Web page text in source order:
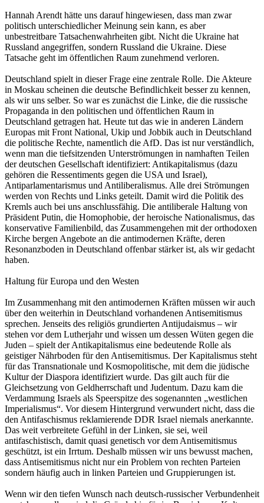
Hannah Arendt hätte uns darauf hingewiesen, dass man zwar
politisch unterschiedlicher Meinung sein kann, es aber
unbestreitbare Tatsachenwahrheiten gibt. Nicht die Ukraine hat
Russland angegriffen, sondern Russland die Ukraine. Diese
Tatsache geht im öffentlichen Raum zunehmend verloren.
Deutschland spielt in dieser Frage eine zentrale Rolle. Die Akteure
in Moskau scheinen die deutsche Befindlichkeit besser zu kennen,
als wir uns selber. So war es zunächst die Linke, die die russische
Propaganda in den politischen und öffentlichen Raum in
Deutschland getragen hat. Heute tut das wie in anderen Ländern
Europas mit Front National, Ukip und Jobbik auch in Deutschland
die politische Rechte, namentlich die AfD. Das ist nur verständlich,
wenn man die tiefsitzenden Unterströmungen in namhaften Teilen
der deutschen Gesellschaft identifiziert: Antikapitalismus (dazu
gehören die Ressentiments gegen die USA und Israel),
Antiparlamentarismus und Antiliberalismus. Alle drei Strömungen
werden von Rechts und Links geteilt. Damit wird die Politik des
Kremls auch bei uns anschlussfähig. Die antiliberale Haltung von
Präsident Putin, die Homophobie, der heroische Nationalismus, das
konservative Familienbild, das Zusammengehen mit der orthodoxen
Kirche bergen Angebote an die antimodernen Kräfte, deren
Resonanzboden in Deutschland offenbar stärker ist, als wir gedacht
haben.
Haltung für Europa und den Westen
Im Zusammenhang mit den antimodernen Kräften müssen wir auch
über den weiterhin in Deutschland vorhandenen Antisemitismus
sprechen. Jenseits des religiös grundierten Antijudaismus – wir
stehen vor dem Lutherjahr und wissen um dessen Wüten gegen die
Juden – spielt der Antikapitalismus eine bedeutende Rolle als
geistiger Nährboden für den Antisemitismus. Der Kapitalismus steht
für das Transnationale und Kosmopolitische, mit dem die jüdische
Kultur der Diaspora identifiziert wurde. Das gilt auch für die
Gleichsetzung von Geldherrschaft und Judentum. Dazu kam die
Verdammung Israels als Speerspitze des sogenannten „westlichen
Imperialismus“. Vor diesem Hintergrund verwundert nicht, dass die
den Antifaschismus reklamierende DDR Israel niemals anerkannte.
Das weit verbreitete Gefühl in der Linken, sie sei, weil
antifaschistisch, damit quasi genetisch vor dem Antisemitismus
geschützt, ist ein Irrtum. Deshalb müssen wir uns bewusst machen,
dass Antisemitismus nicht nur ein Problem von rechten Parteien
sondern häufig auch in linken Parteien und Gruppierungen ist.
Wenn wir den tiefen Wunsch nach deutsch-russischer Verbundenheit